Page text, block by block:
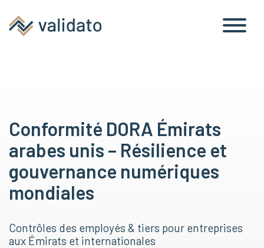
Conformité DORA Émirats
arabes unis – Résilience et
gouvernance numériques
mondiales
Contrôles des employés & tiers pour entreprises
aux Émirats et internationales